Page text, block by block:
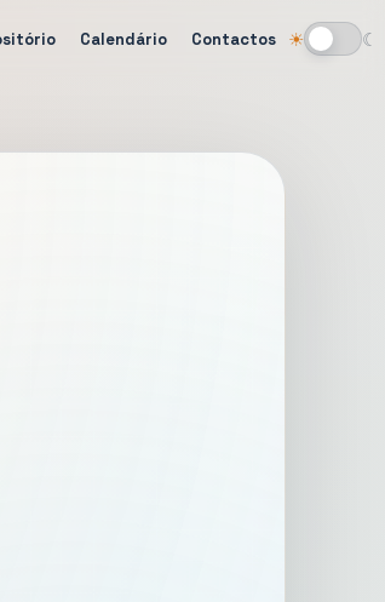
Calendário Contactos ☀ ☾
Alternar tema